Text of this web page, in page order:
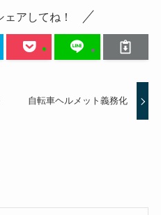
アしてね！
自転車ヘルメット義務化